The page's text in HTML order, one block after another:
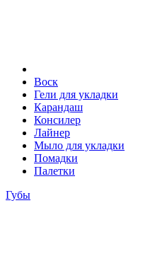
Воск
Гели для укладки
Карандаш
Консилер
Лайнер
Мыло для укладки
Помадки
Палетки
Губы